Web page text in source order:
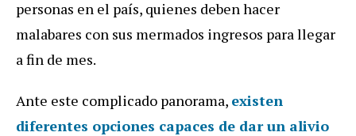
personas en el país, quienes deben hacer
malabares con sus mermados ingresos para llegar
a fin de mes.
Ante este complicado panorama, existen
diferentes opciones capaces de dar un alivio